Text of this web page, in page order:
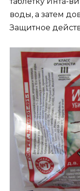
воды, а затем
Защитное